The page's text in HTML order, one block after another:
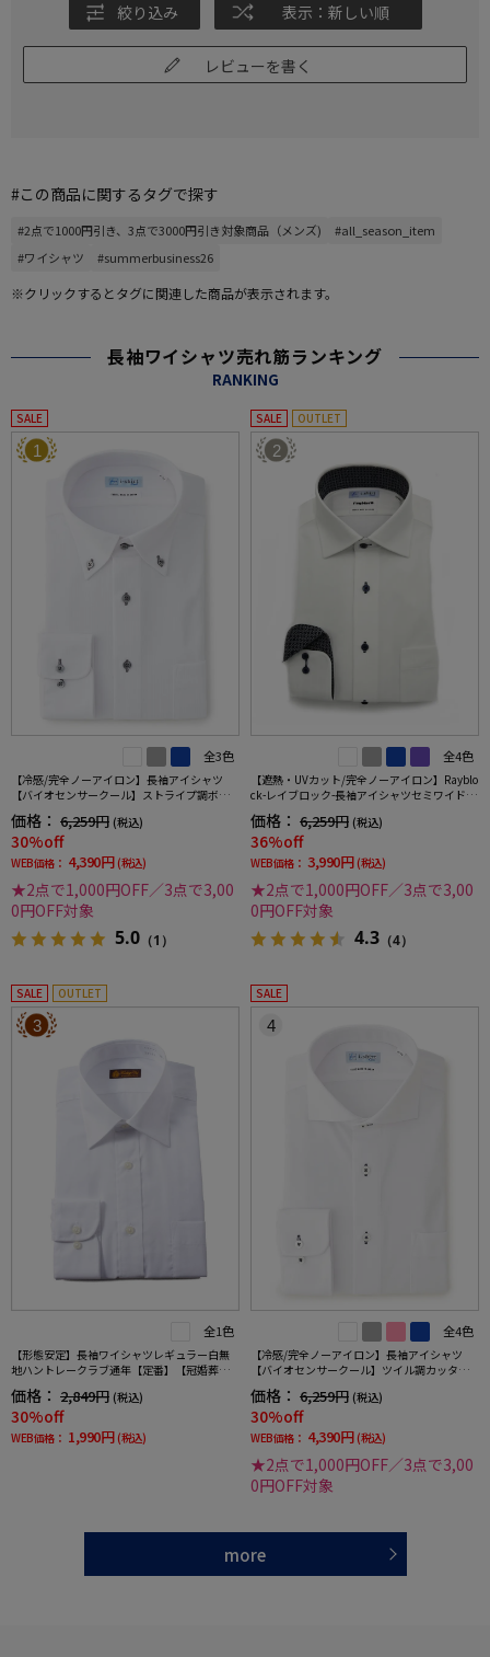
絞り込み 表示：新しい順
レビューを書く
#この商品に関するタグで探す
#2点で1000円引き、3点で3000円引き対象商品（メンズ)
#all_season_item
#ワイシャツ
#summerbusiness26
※クリックするとタグに関連した商品が表示されます。
長袖ワイシャツ売れ筋ランキング
RANKING
SALE
1
全3色
【冷感/完全ノーアイロン】長袖アイシャツ
【バイオセンサークール】ストライプ調ボタ
ンダウンストライプ形態安定ストレッチ防汚
効果吸汗速乾ワイシャツ春夏
価格： 6,259円 (税込)
30%off
WEB価格： 4,390円 (税込)
★2点で1,000円OFF／3点で3,00
0円OFF対象
5.0 （1）
SALE OUTLET
2
全4色
【遮熱・UVカット/完全ノーアイロン】Rayblo
ck-レイブロック-長袖アイシャツセミワイドス
トライプワイシャツi-shirt
価格： 6,259円 (税込)
36%off
WEB価格： 3,990円 (税込)
★2点で1,000円OFF／3点で3,00
0円OFF対象
4.3 （4）
SALE OUTLET
3
全1色
【形態安定】長袖ワイシャツレギュラー白無
地ハントレークラブ通年【定番】【冠婚葬祭/
リクルート使用可】
価格： 2,849円 (税込)
30%off
WEB価格： 1,990円 (税込)
SALE
4
全4色
【冷感/完全ノーアイロン】長袖アイシャツ
【バイオセンサークール】ツイル調カッタウ
ェイ織柄無地形態安定ストレッチ防汚効果吸
汗速乾ワイシャツ春夏
価格： 6,259円 (税込)
30%off
WEB価格： 4,390円 (税込)
★2点で1,000円OFF／3点で3,00
0円OFF対象
more